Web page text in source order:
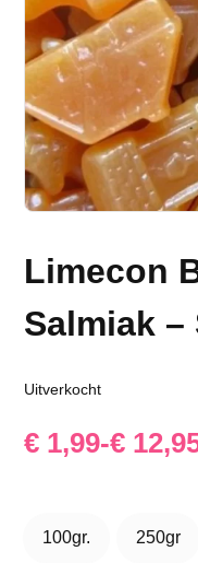
Limecon
Salmiak –
Uitverkocht
€ 1,99-€
Prijsklasse:
tot
100gr.
100gr.
250gr
250gr